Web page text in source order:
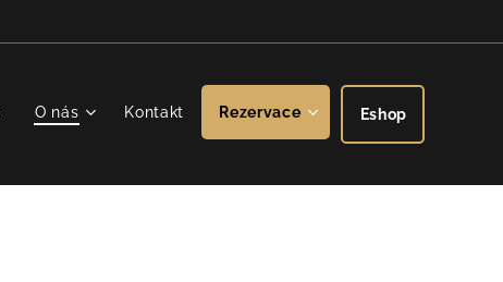
O nás Kontakt Rezervace Eshop